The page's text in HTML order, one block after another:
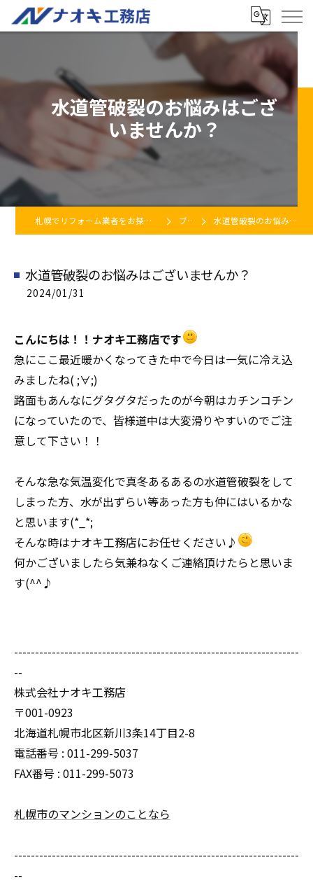
水道管破裂のお悩みはござ
いませんか？
札幌でリフォーム業者をお探しなら株式会社ナオキ工務店 ブログ 水道管破裂のお悩みはございませんか？
水道管破裂のお悩みはございませんか？
2024/01/31
こんにちは！！ナオキ工務店です
急にここ最近暖かくなってきた中で今日は一気に冷え込
みましたね( ;∀;)
路面もあんなにグタグタだったのが今朝はカチンコチン
になっていたので、皆様道中は大変滑りやすいのでご注
意して下さい！！
そんな急な気温変化で真冬あるあるの水道管破裂をして
しまった方、水が出ずらい等あった方も仲にはいるかな
と思います(*_*;
そんな時はナオキ工務店にお任せください♪
何かございましたら気兼ねなくご連絡頂けたらと思いま
す(^^♪
--------------------------------------------------------------------
--
株式会社ナオキ工務店
〒001-0923
北海道札幌市北区新川3条14丁目2-8
電話番号 : 011-299-5037
FAX番号 : 011-299-5073
札幌市のマンションのことなら
--------------------------------------------------------------------
--